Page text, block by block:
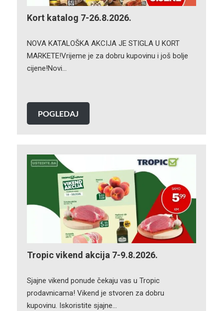
Kort katalog 7-26.8.2026.
NOVA KATALOŠKA AKCIJA JE STIGLA U KORT
MARKETE!Vrijeme je za dobru kupovinu i još bolje
cijene!Novi…
POGLEDAJ
Tropic vikend akcija 7-9.8.2026.
Sjajne vikend ponude čekaju vas u Tropic
prodavnicama! Vikend je stvoren za dobru
kupovinu. Iskoristite sjajne…